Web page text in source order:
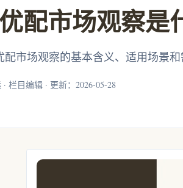
配市场观察是
配市场观察的基本含义、适用场景和
栏目编辑 · 更新：2026-05-28